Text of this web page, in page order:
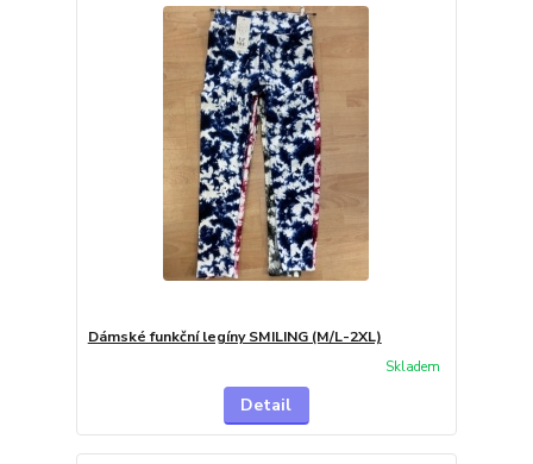
Dámské funkční legíny SMILING (M/L-2XL)
Skladem
Detail